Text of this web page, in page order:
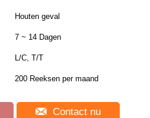
Houten geval
7 ~ 14 Dagen
L/C, T/T
200 Reeksen per maand
Contact nu